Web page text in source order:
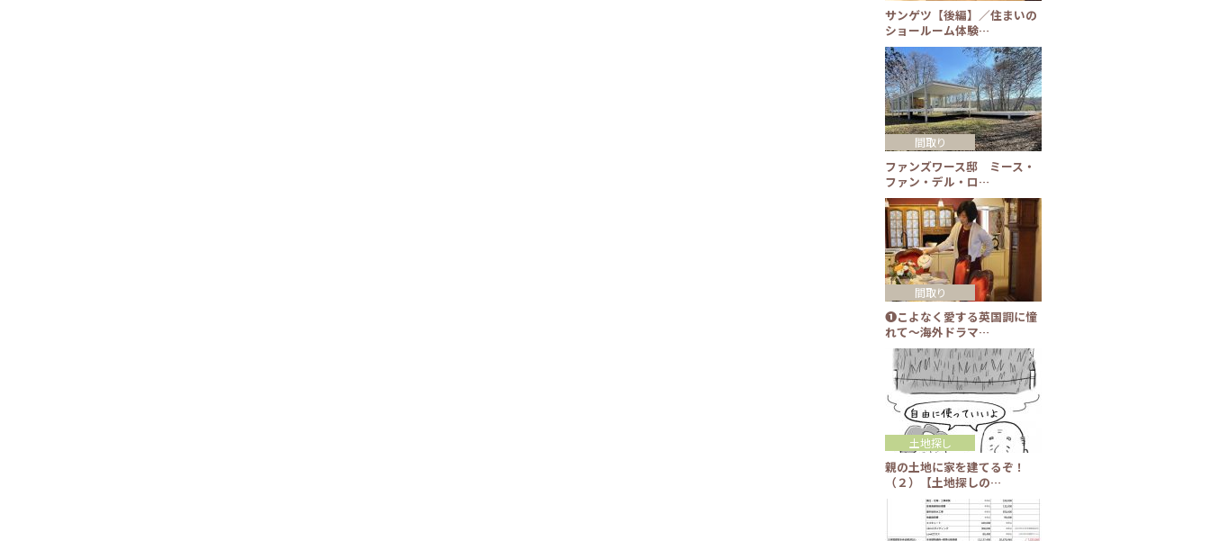
サンゲツ【後編】／住まいの
ショールーム体験…
ファンズワース邸 ミース・
ファン・デル・ロ…
間取り
❶こよなく愛する英国調に憧
れて～海外ドラマ…
間取り
親の土地に家を建てるぞ！
（２）【土地探しの…
土地探し